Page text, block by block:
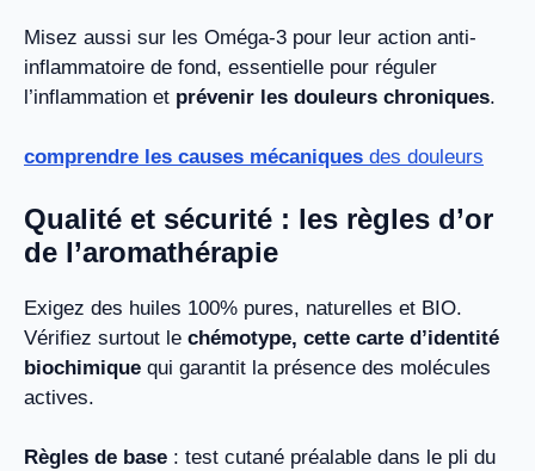
Misez aussi sur les Oméga-3 pour leur action anti-
inflammatoire de fond, essentielle pour réguler
l’inflammation et prévenir les douleurs chroniques.
comprendre les causes mécaniques des douleurs
Qualité et sécurité : les règles d’or
de l’aromathérapie
Exigez des huiles 100% pures, naturelles et BIO.
Vérifiez surtout le chémotype, cette carte d’identité
biochimique qui garantit la présence des molécules
actives.
Règles de base : test cutané préalable dans le pli du